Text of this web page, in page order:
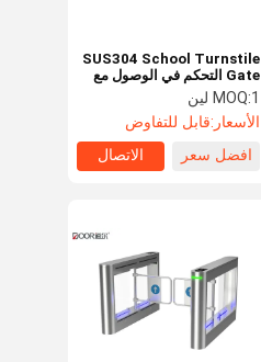
SUS304 School Turnstile
Gate التحكم في الوصول مع
غطاء بطاقة من الزجاج
المقسى
MOQ:1 لين
الأسعار:قابل للتفاوض
افضل سعر
الاتصال